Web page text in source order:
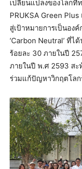
เปลี่ยนแปลงของโลกที่
PRUKSA Green
สู่เป้าหมายการเป็นอง
‘Carbon Neutral’ ที่ไ
ร้อยละ 30 ภายในปี
ภายในปี พ.ศ 2593 ส
ร่วมแก้ปัญหาวิกฤตโลก